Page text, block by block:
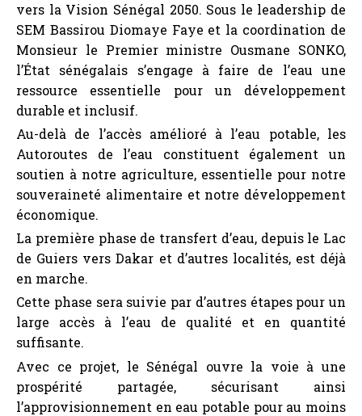
vers la Vision Sénégal 2050. Sous le leadership de
SEM Bassirou Diomaye Faye et la coordination de
Monsieur le Premier ministre Ousmane SONKO,
l’État sénégalais s’engage à faire de l’eau une
ressource essentielle pour un développement
durable et inclusif.
Au-delà de l’accès amélioré à l’eau potable, les
Autoroutes de l’eau constituent également un
soutien à notre agriculture, essentielle pour notre
souveraineté alimentaire et notre développement
économique.
La première phase de transfert d’eau, depuis le Lac
de Guiers vers Dakar et d’autres localités, est déjà
en marche.
Cette phase sera suivie par d’autres étapes pour un
large accès à l’eau de qualité et en quantité
suffisante.
Avec ce projet, le Sénégal ouvre la voie à une
prospérité partagée, sécurisant ainsi
l’approvisionnement en eau potable pour au moins